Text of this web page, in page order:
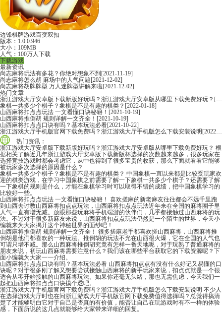
边锋棋牌游戏百变双扣
版本：1.0.0.946
大小：109MB
人气：100万人下载
下载游戏
最新资讯
尚志麻将玩法有多花？你绝对想象不到 [2021-11-19]
尚志麻将怎么胡 麻场中的人气问题[2021-12-02]
尚志麻将胡牌牌型 万人迷牌型讲解来啦[2021-12-02]
热门文章
浙江游戏大厅安卓版下载新版好玩吗？浙江游戏大厅安卓版从哪里下载免费好玩？ [2022-06-16]
象棋一共多少个棋子？象棋是不是有趣的棋类？ [2022-01-18]
山西麻将扣点点玩法 一文看懂口诀秘籍！ [2021-10-19]
山西麻将推倒胡 规则详解一文齐全！ [2021-10-19]
山西麻将扣点点口诀有吗？基本玩法必看[2021-10-22]
浙江游戏大厅手机版官网下载免费吗？浙江游戏大厅手机版怎么下载安装说明 [2022-06-16]
热门资讯：
浙江游戏大厅安卓版下载新版好玩吗？浙江游戏大厅安卓版从哪里下载免费好玩？ 根
据相关了解近几年浙江游戏大厅安卓版下载新版杯选择的次数越来越多，很多玩家在
选择竞技游戏时都会考虑它，从中也得到了很多宝贵的收获，那么下面就看看它能够
被玩家多次选择的原因是什么？
象棋一共多少个棋子？象棋是不是有趣的棋类？ 中国象棋一直以来都是比较受玩家欢
迎的棋类游戏，在学习中国象棋之前需要了解一下象棋一共多少个棋子？还需要了解
一下象棋的规则是什么，才能在象棋学习时可以取得不错的成绩，把中国象棋学习的
比较好一些。
山西麻将扣点点玩法 一文看懂口诀秘籍！ 喜欢搓麻的新老麻友往往都会不远千里跑
到山西去讨教山西麻将扣点点玩法，山西麻将扣点点玩法近年来在全国的麻将圈子里
人气一直有增无减。放眼那些玩麻将手机端游的伙伴们，几乎都接触过山西麻将的玩
法。不过对于很多新麻友来说，山西麻将扣点点玩法仍然是一个陌生的世界，今天小
编就来为大家揭开这个神秘世界的面纱吧！
山西麻将推倒胡 规则详解一文齐全！ 很多搓麻老手都喜欢搓山西麻将，山西麻将推
倒胡是他们都喜欢的一种玩法。推倒胡的玩法不光在山西很火爆，它在全国的人气也
可谓只增不减。那么山西麻将推倒胡究竟有怎样一番天地呢，对于玩熟了普通麻将的
朋友来说，初玩山西麻将需要注意什么？我们该在哪些平台获取它的下载资源呢？下
面小编就为大家一一介绍。
山西麻将扣点点口诀有吗？基本玩法必看 山西麻将扣点点有没有什么好记又易懂的口
诀呢？对于很多刚了解又想要尝试接触山西麻将的新手玩家来说，扣点点就是一个很
适合从零开始接触的山西麻将玩法。如果你还毫无头绪，那也无需焦虑，今天我们一
起把山西麻将扣点点口诀摸个透吧。
浙江游戏大厅手机版官网下载免费吗？浙江游戏大厅手机版怎么下载安装说明 不少人
在选择游戏大厅时也在问浙江游戏大厅手机版官网下载免费值得选择吗？总觉得搞清
楚了才能够明白它对于自己是否真的有价值，能否让自己在玩游戏时有不一样的体验
感，下面所说的这几点就能够给大家带来详细的回复。